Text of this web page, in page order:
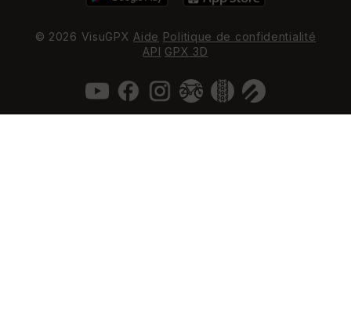
© 2026 VisuGPX Aide Politique de confidentialité
API GPX 3D